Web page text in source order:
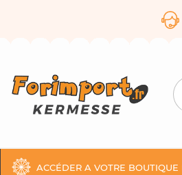
ACCÉDER A VOTRE BOUTIQUE